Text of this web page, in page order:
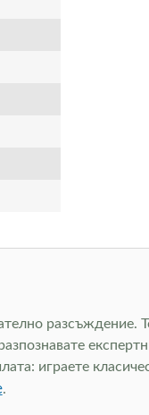
разсъждение.
играете
.